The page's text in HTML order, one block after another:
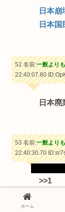
日本崩
日本
52 名前:一般より
22:40:07.80
日本廃
53 名前:一般より
22:40:30.70
>>1
何で
ホーム